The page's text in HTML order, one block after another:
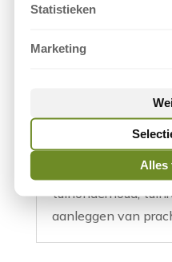
Partner voor Een
Vlietstra
Omgeving Bent u
betrouwbare
bent u bij Vlietstra
het juiste adres!
tuinonderhoud,
aanleggen van
Statistieken
Marketing
Alles